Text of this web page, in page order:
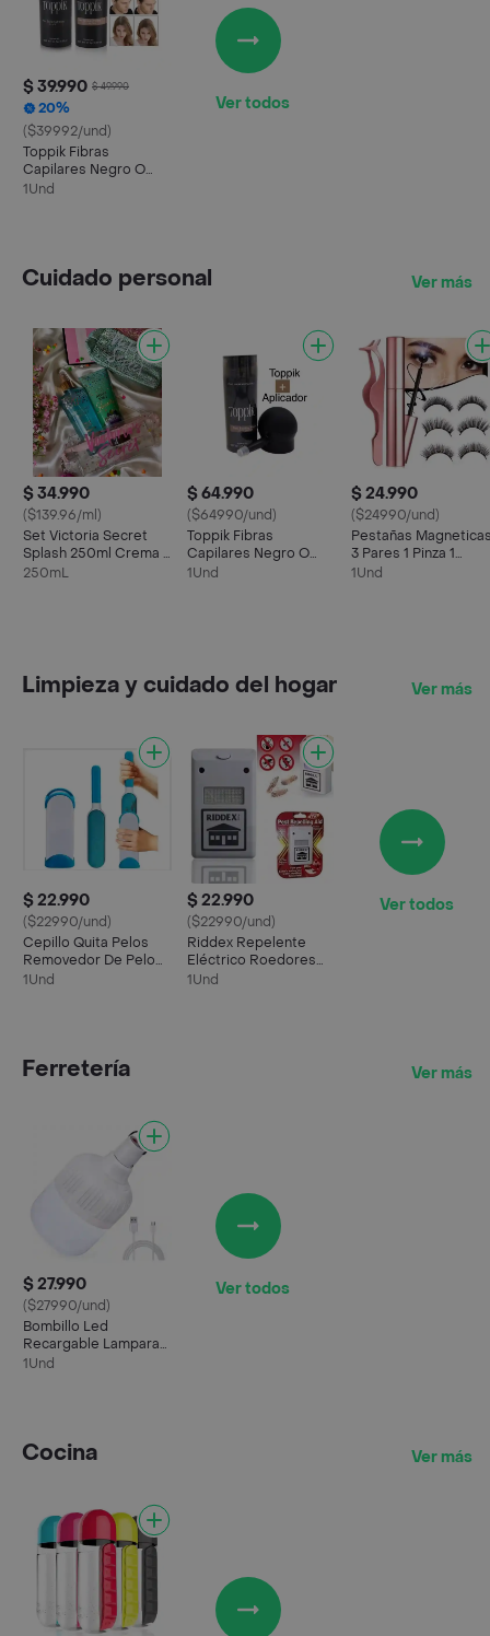
$ 39.990 $ 49.990
20%
($39992/und)
Toppik Fibras
Capilares Negro O
Castaño Oscuro 27.5g
1Und
Ver todos
Cuidado personal Ver más
$ 34.990
($139.96/ml)
Set Victoria Secret
Splash 250ml Crema Y
Cosmetiquera
250mL
$ 64.990
($64990/und)
Toppik Fibras
Capilares Negro O
Castaño Oscuro 27.5g
1Und
$ 24.990
($24990/und)
Pestañas
3 Pares 1 Pinza 1
Deliniador
1Und
Limpieza y cuidado del hogar Ver más
$ 22.990
($22990/und)
Cepillo Quita Pelos
Removedor De Pelo
Motas
1Und
$ 22.990
($22990/und)
Riddex Repelente
Eléctrico Roedores
Cucarachas Insectos
1Und
Ver todos
Ferretería Ver más
$ 27.990
($27990/und)
Bombillo Led
Recargable Lampara
De Gancho 40w
1Und
Ver todos
Cocina Ver más